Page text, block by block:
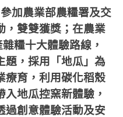
加農業部農糧署及交
，雙雙獲獎；在農業
糧十大體驗路線，
題，採用「地瓜」為
療育，利用碳化稻殼
地瓜控窯新體驗，
過創意體驗活動及安